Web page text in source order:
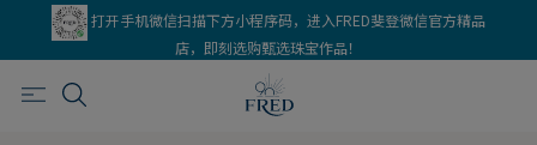
打开手机微信扫描下方小程序码，进入FRED斐登微信官方精品
店，即刻选购甄选珠宝作品！